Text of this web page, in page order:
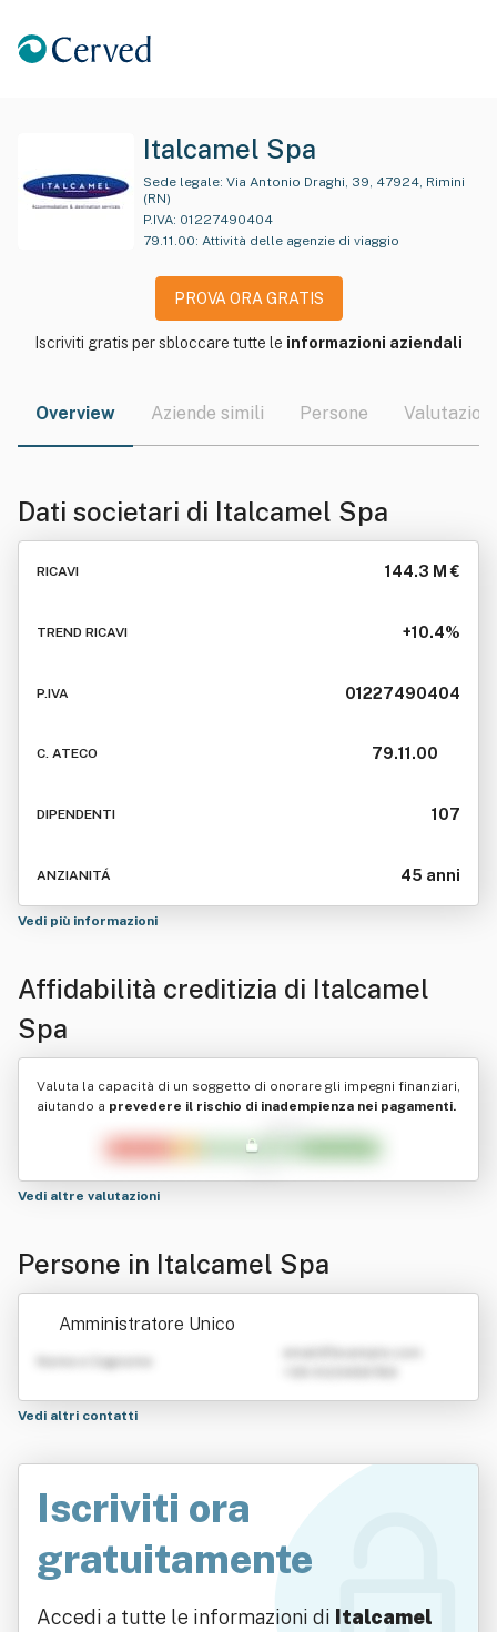
Italcamel Spa
Sede legale:
(RN)
P.IVA: 01227490404
79.11.00: Attività delle agenzie di viaggio
PROVA ORA GRATIS
Iscriviti gratis per sbloccare tutte le informazioni aziendali
Overview Aziende simili Persone Valutazioni
Dati societari di Italcamel Spa
RICAVI 144.3 M €
TREND RICAVI +10.4%
P.IVA 01227490404
C. ATECO 79.11.00
DIPENDENTI 107
ANZIANITÁ 45 anni
Vedi più informazioni
Affidabilità creditizia di Italcamel
Spa
Valuta la capacità di un soggetto di onorare gli impegni finanziari,
aiutando a prevedere il rischio di inadempienza nei pagamenti.
Vedi altre valutazioni
Persone in Italcamel Spa
Amministratore Unico
Nome e Cognome
Vedi altri contatti
Iscriviti ora
gratuitamente
Accedi a tutte le informazioni di Italcamel